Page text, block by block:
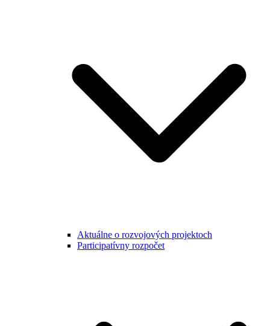
Aktuálne o rozvojových projektoch
Participatívny rozpočet